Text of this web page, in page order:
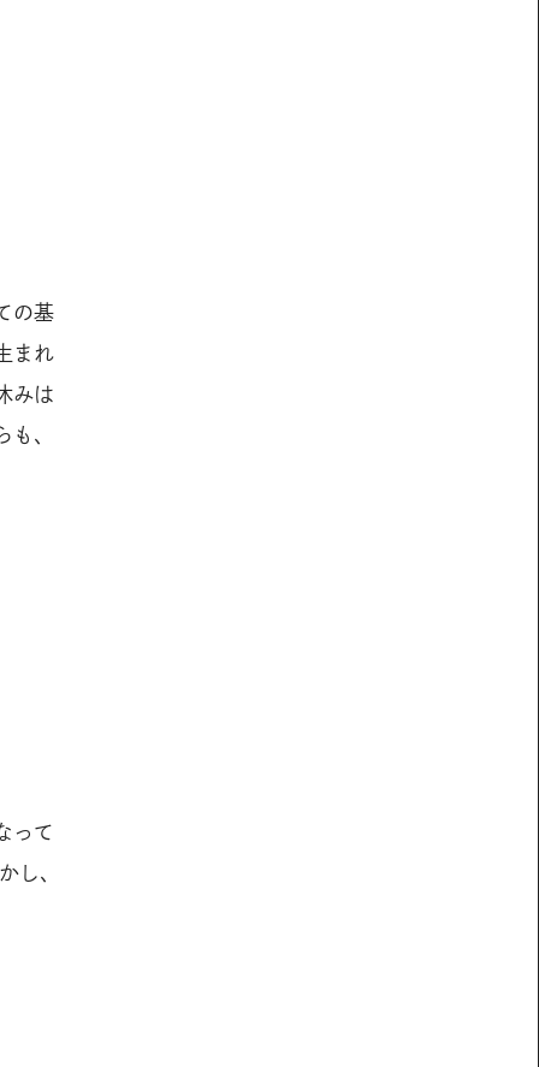
の基
まれ
みは
、
って
し、